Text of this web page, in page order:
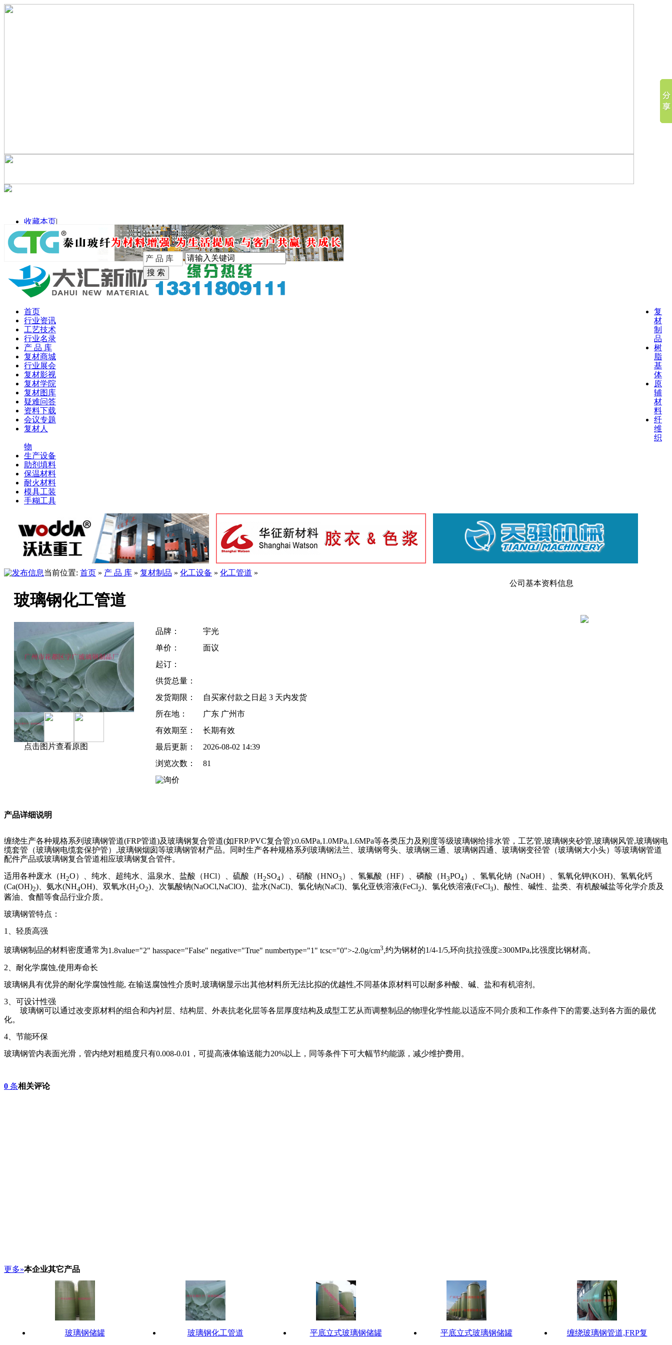
收藏本页|
手机版
首页
行业资讯
工艺技术
行业名录
产 品 库
复材商城
行业展会
复材影视
复材学院
复材图库
疑难问答
资料下载
会议专题
复材人
复
材
制
品
树
脂
基
体
原
辅
材
料
纤
维
织
物
生产设备
助剂填料
保温材料
耐火材料
模具工装
手糊工具
当前位置: 首页 » 产 品 库 » 复材制品 » 化工设备 » 化工管道 »
玻璃钢化工管道
点击图片查看原图
品牌：
宇光
单价：
面议
起订：
供货总量：
发货期限：
自买家付款之日起 3 天内发货
所在地：
广东 广州市
有效期至：
长期有效
最后更新：
2026-08-02 14:39
浏览次数：
81
公司基本资料信息
产品详细说明
缠绕生产各种规格系列玻璃钢管道(FRP管道)及玻璃钢复合管道(如FRP/PVC复合管):0.6MPa,1.0MPa,1.6MPa等各类压力及刚度等级玻璃钢给排水管，工艺管,玻璃钢夹砂管,玻璃钢风管,玻璃钢电
缆套管（玻璃钢电缆套保护管） ,玻璃钢烟囱等玻璃钢管材产品。同时生产各种规格系列玻璃钢法兰、玻璃钢弯头、玻璃钢三通、玻璃钢四通、玻璃钢变径管（玻璃钢大小头）等玻璃钢管道
配件产品或玻璃钢复合管道相应玻璃钢复合管件。
适用各种废水（H2O）、纯水、超纯水、温泉水、盐酸（HCl）、硫酸（H2SO4）、硝酸（HNO3 ）、氢氟酸（HF）、磷酸（H3PO4）、氢氧化钠（NaOH）、氢氧化钾(KOH) 、氢氧化钙
(Ca(OH)2) 、氨水(NH4OH) 、双氧水(H2O2) 、次氯酸钠(NaOCl,NaClO) 、盐水(NaCl) 、氯化钠(NaCl) 、氯化亚铁溶液(FeCl2) 、氯化铁溶液(FeCl3) 、酸性、碱性、盐类、有机酸碱盐等化学介质及
酱油、食醋等食品行业介质。
玻璃钢管特点：
1
、轻质高强
玻璃钢制品的材料密度通常为1.8value="2" hasspace="False" negative="True" numbertype="1" tcsc="0">-2.0g/cm3,约为钢材的1/4-1/5,环向抗拉强度≥300MPa,比强度比钢材高。
2 、耐化学腐蚀,使用寿命长
玻璃钢具有优异的耐化学腐蚀性能, 在输送腐蚀性介质时,玻璃钢显示出其他材料所无法比拟的优越性,不同基体原材料可以耐多种酸、碱、盐和有机溶剂。
3 、可设计性强
玻璃钢可以通过改变原材料的组合和内衬层、结构层、外表抗老化层等各层厚度结构及成型工艺从而调整制品的物理化学性能, 以适应不同介质和工作条件下的需要,达到各方面的最优
化。
4 、节能环保
玻璃钢管内表面光滑，管内绝对粗糙度只有0.008-0.01 ，可提高液体输送能力20%以上，同等条件下可大幅节约能源，减少维护费用。
0 条相关评论
更多»本企业其它产品
玻璃钢储罐 玻璃钢化工管道 平底立式玻璃钢储罐 平底立式玻璃钢储罐 缠绕玻璃钢管道,FRP复